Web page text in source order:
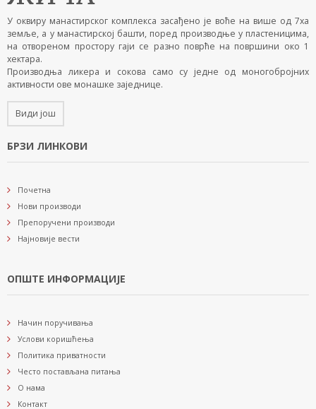
У оквиру манастирског комплекса засађено је воће на више од 7ха
земље, а у манастирској башти, поред производње у пластеницима,
на отвореном простору гаји се разно поврће на површини око 1
хектара.
Производња ликера и сокова само су једне од моногобројних
активности ове монашке заједнице.
Види још
БРЗИ ЛИНКОВИ
Почетна
Нови производи
Препоручени производи
Најновије вести
ОПШТЕ ИНФОРМАЦИЈЕ
Начин поручивања
Услови коришћења
Политика приватности
Често постављана питања
О нама
Контакт